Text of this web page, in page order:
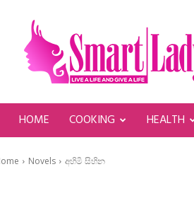
SmartLady
HOME COOKING HEALTH
Novels අහිමි සිහින